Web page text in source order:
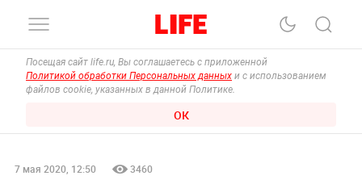
Посещая сайт life.ru, Вы соглашаетесь с приложенной
Политикой обработки Персональных данных и с использованием
файлов cookie, указанных в данной Политике.
ОК
7 мая 2020, 12:50 3460